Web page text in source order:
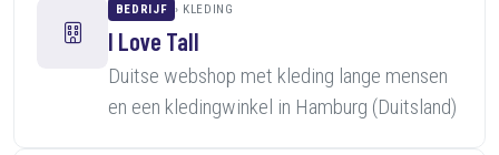
BEDRIJF KLEDING
I Love Tall
Duitse webshop met kleding lange mensen
en een kledingwinkel in Hamburg (Duitsland)